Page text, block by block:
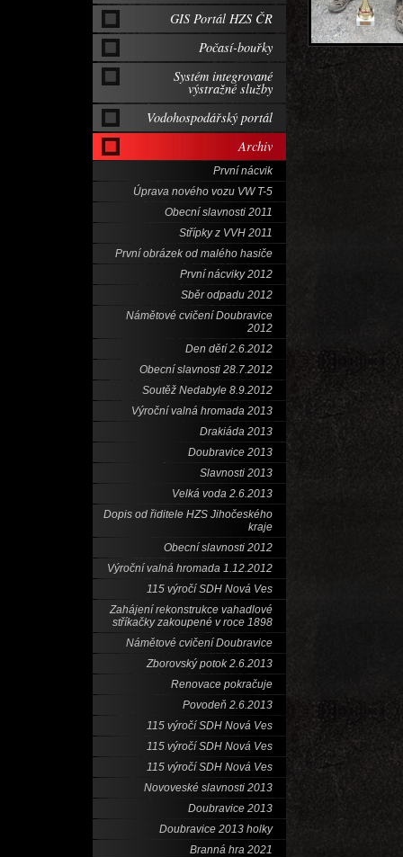
GIS Portál HZS ČR
Počasí-bouřky
Systém integrované
výstražné služby
Vodohospodářský portál
Archiv
První nácvik
Úprava nového vozu VW T-5
Obecní slavnosti 2011
Střípky z VVH 2011
První obrázek od malého hasiče
První nácviky 2012
Sběr odpadu 2012
Námětové cvičení Doubravice
2012
Den dětí 2.6.2012
Obecní slavnosti 28.7.2012
Soutěž Nedabyle 8.9.2012
Výroční valná hromada 2013
Drakiáda 2013
Doubravice 2013
Slavnosti 2013
Velká voda 2.6.2013
Dopis od řiditele HZS Jihočeského
kraje
Obecní slavnosti 2012
Výroční valná hromada 1.12.2012
115 výročí SDH Nová Ves
Zahájení rekonstrukce vahadlové
stříkačky zakoupené v roce 1898
Námětové cvičení Doubravice
Zborovský potok 2.6.2013
Renovace pokračuje
Povodeň 2.6.2013
115 výročí SDH Nová Ves
115 výročí SDH Nová Ves
115 výročí SDH Nová Ves
Novoveské slavnosti 2013
Doubravice 2013
Doubravice 2013 holky
Branná hra 2021